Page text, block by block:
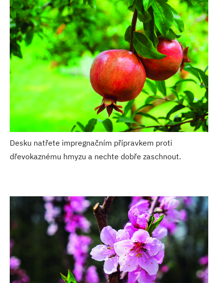
Desku natřete impregnačním přípravkem proti
dřevokaznému hmyzu a nechte dobře zaschnout.